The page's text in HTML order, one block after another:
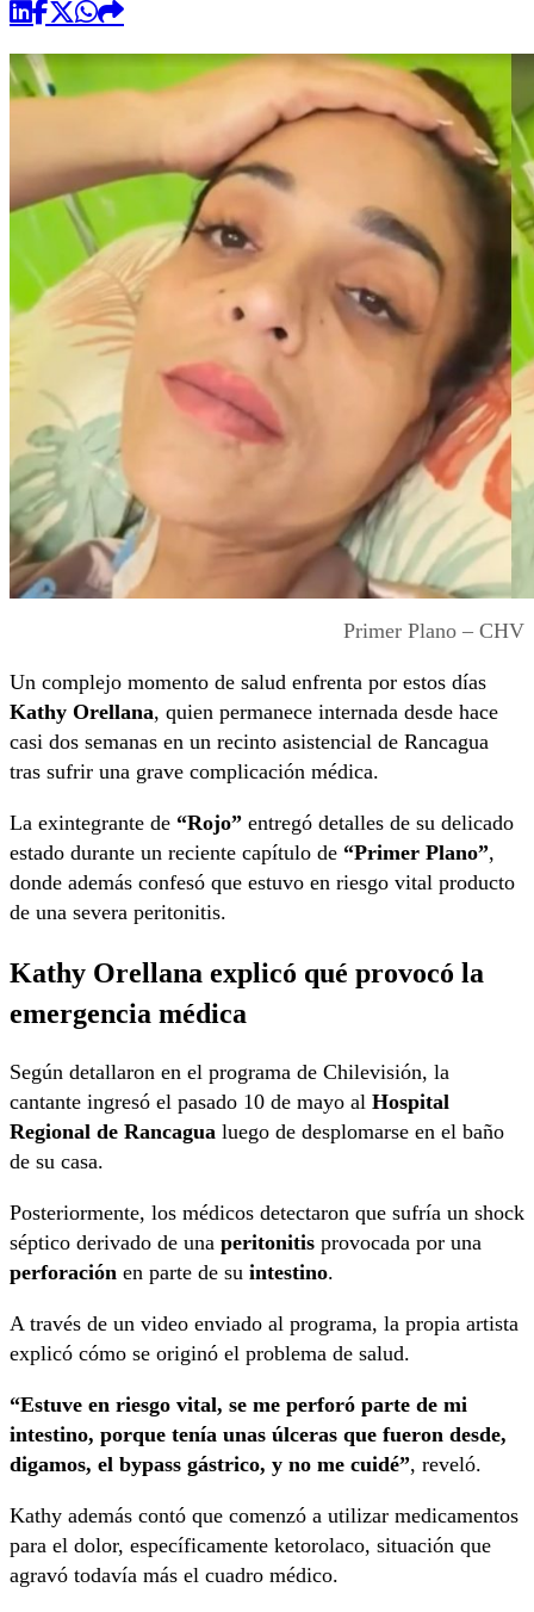
Primer Plano – CHV
Un complejo momento de salud enfrenta por estos días
Kathy Orellana, quien permanece internada desde hace
casi dos semanas en un recinto asistencial de Rancagua
tras sufrir una grave complicación médica.
La exintegrante de “Rojo” entregó detalles de su delicado
estado durante un reciente capítulo de “Primer Plano”,
donde además confesó que estuvo en riesgo vital producto
de una severa peritonitis.
Kathy Orellana explicó qué provocó la
emergencia médica
Según detallaron en el programa de Chilevisión, la
cantante ingresó el pasado 10 de mayo al Hospital
Regional de Rancagua luego de desplomarse en el baño
de su casa.
Posteriormente, los médicos detectaron que sufría un shock
séptico derivado de una peritonitis provocada por una
perforación en parte de su intestino.
A través de un video enviado al programa, la propia artista
explicó cómo se originó el problema de salud.
“Estuve en riesgo vital, se me perforó parte de mi
intestino, porque tenía unas úlceras que fueron desde,
digamos, el bypass gástrico, y no me cuidé”, reveló.
Kathy además contó que comenzó a utilizar medicamentos
para el dolor, específicamente ketorolaco, situación que
agravó todavía más el cuadro médico.